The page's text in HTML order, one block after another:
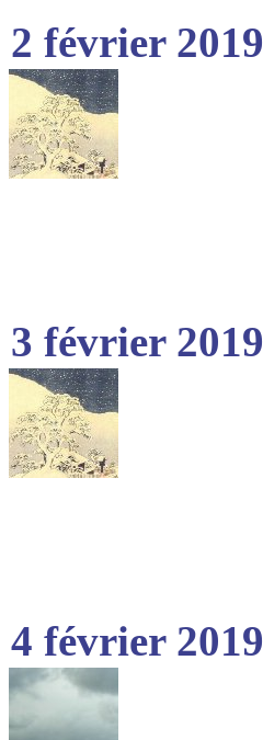
2 février 2019
3 février 2019
4 février 2019